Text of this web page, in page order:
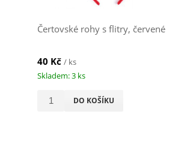
Čertovské rohy s flitry, červené
40 Kč/ ks
Skladem: 3 ks
DO KOŠÍKU